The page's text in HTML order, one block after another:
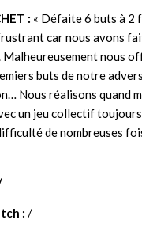
: « Défaite 6 buts à 2
car nous avons
Malheureusement nous
buts de notre
Nous réalisons quand
un jeu collectif
de nombreuses
: /